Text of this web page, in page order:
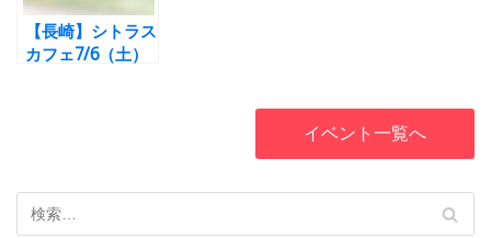
Party☆彡
【長崎】シトラス
カフェ7/6（土）
イベント一覧へ